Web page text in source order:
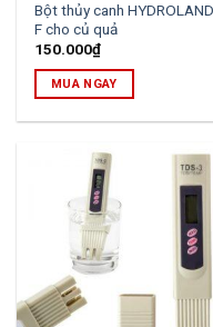
Bột thủy canh HYDROLAND
F cho củ quả
150.000₫
MUA NGAY